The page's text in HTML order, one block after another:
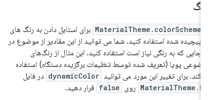
MaterialTheme.colorScheme برای استایل دادن به رنگ های
پیچیده شده استفاده کنید. شما می توانید از این مقادیر از موضوع در
جایی که به رنگی نیاز است استفاده کنید. این مثال از رنگ‌های
پویا (تعریف شده توسط تنظیمات برگزیده دستگاه) استفاده
برای تغییر این مورد می توانید dynamicColor در فایل
روی false قرار دهید.